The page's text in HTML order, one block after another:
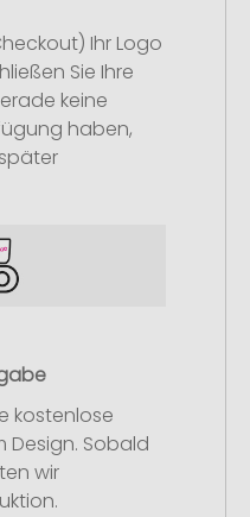
Ihr Logo
Sie Ihre
keine
haben,
kostenlose
Design. Sobald
wir